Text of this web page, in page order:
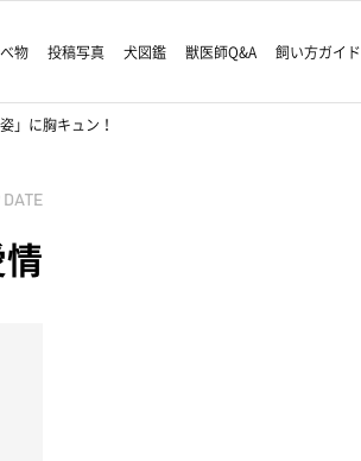
物 投稿写真 犬図鑑 獣医師Q&A 飼い方ガイド
」に胸キュン！
DATE